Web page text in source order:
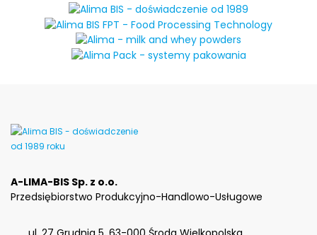
A-LIMA-BIS Sp. z o.o.
Przedsiębiorstwo Produkcyjno-Handlowo-Usługowe